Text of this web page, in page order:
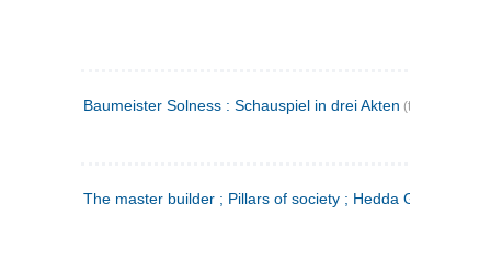
Baumeister Solness : Schauspiel in drei Akten (tysk)
The master builder ; Pillars of society ; Hedda Gabler